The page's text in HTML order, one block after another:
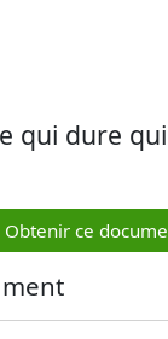
qui dure
Obtenir ce